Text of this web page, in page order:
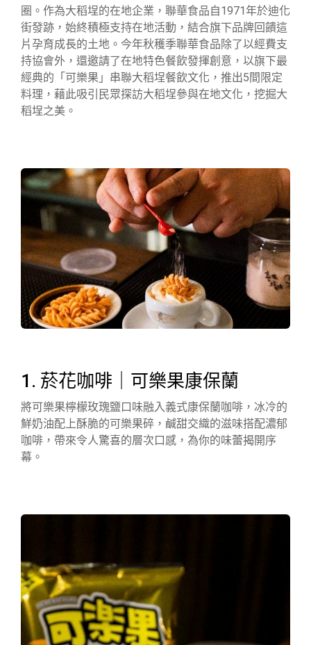
圈。作為大稻埕的在地企業，聯華食品自1971年於迪化
街發跡，始終積極支持在地活動，結合旗下品牌回饋這
片孕育成長的土地。今年秋穫季聯華食品除了以經費支
持協會外，還邀請了在地特色餐飲發揮創意，以旗下最
經典的「可樂果」串聯大稻埕餐飲文化，推出5間限定
料理，藉此吸引民眾探訪大稻埕參與在地文化，挖掘大
稻埕之美。
1. 菸花咖啡｜可樂果康保蘭
將可樂果檸檬玫瑰鹽口味融入義式康保蘭咖啡，冰冷的
鮮奶油配上酥脆的可樂果碎，鹹甜交織的滋味搭配濃郁
咖啡，帶來令人驚喜的層次口感，為你的味蕾揭開序
幕。